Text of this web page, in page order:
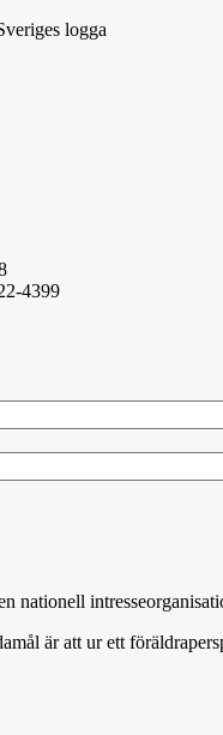
4399
nationell
är att ur ett